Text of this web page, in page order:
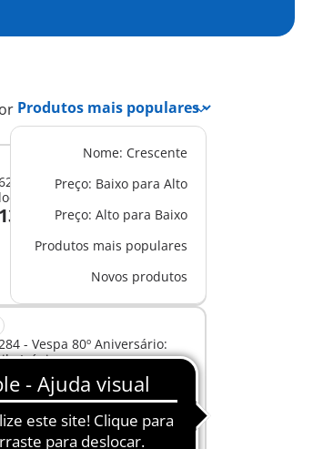
Nome: Crescente
Preço: Baixo para Alto
Preço: Alto para Baixo
Produtos mais populares
Novos produtos
- 1969 Vespa 150 Sprint
azul
Ao carrinho
- Vespa 80º Aniversário:
Icónico